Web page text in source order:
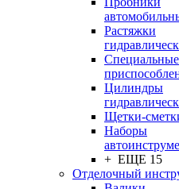
Растяжки
Специальные
Цилиндры
Щетки-
Наборы
+ ЕЩЕ 15
Отделочный